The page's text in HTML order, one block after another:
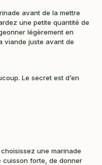
avant de la mettre
une petite quantité de
légèrement en
viande juste avant de
Le secret est d’en
une marinade
cuisson forte, de donner